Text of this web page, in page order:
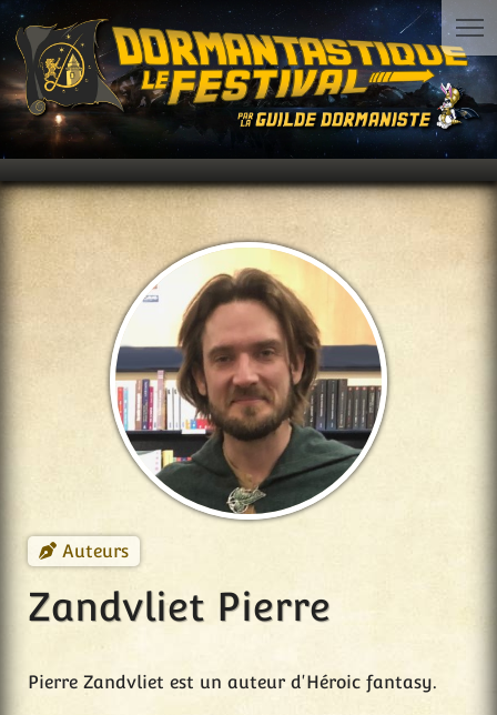
Auteurs
Zandvliet Pierre
Pierre Zandvliet est un auteur d'Héroic fantasy.